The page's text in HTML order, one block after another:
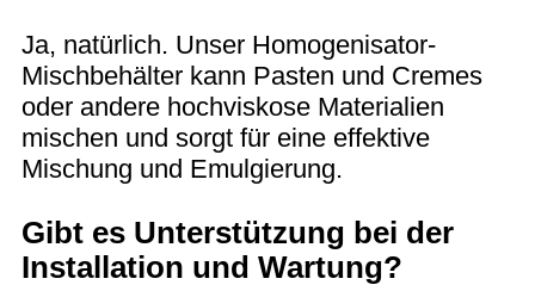
Ja, natürlich. Unser Homogenisator-
Mischbehälter kann Pasten und Cremes
oder andere hochviskose Materialien
mischen und sorgt für eine effektive
Mischung und Emulgierung.
Gibt es Unterstützung bei der
Installation und Wartung?